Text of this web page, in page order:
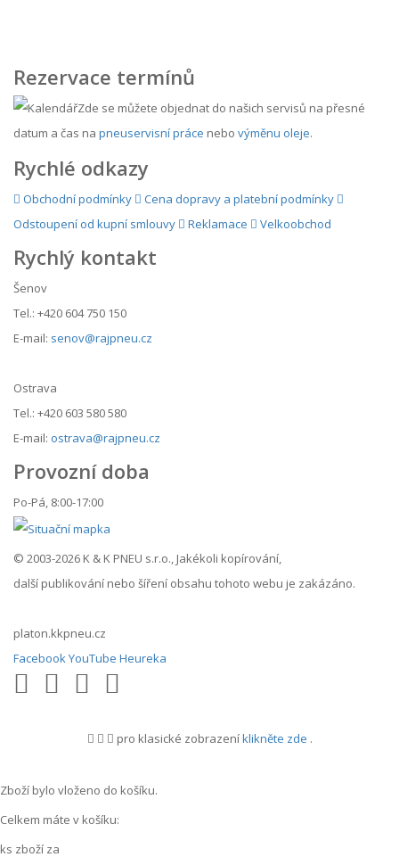
Rezervace termínů
Zde se můžete objednat do našich servisů na přesné
datum a čas na pneuservisní práce nebo výměnu oleje.
Rychlé odkazy
Obchodní podmínky
Cena dopravy a platební podmínky
Odstoupení od kupní smlouvy
Reklamace Velkoobchod
Rychlý kontakt
Šenov
Tel.: +420 604 750 150
E-mail: senov@rajpneu.cz
Ostrava
Tel.: +420 603 580 580
E-mail: ostrava@rajpneu.cz
Provozní doba
Po-Pá, 8:00-17:00
© 2003-2026 K & K PNEU s.r.o., Jakékoli kopírování,
další publikování nebo šíření obsahu tohoto webu je zakázáno.
platon.kkpneu.cz
Facebook YouTube Heureka
pro klasické zobrazeníklikněte zde .
Zboží bylo vloženo do košíku.
Celkem máte v košíku:
ks zboží za